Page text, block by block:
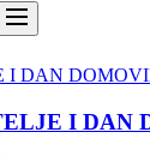
I DAN